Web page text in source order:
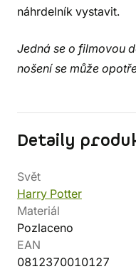
náhrdelník vystavit.
Jedná se o filmovou
nošení se může
Detaily
Svět
Harry Potter
Materiál
Pozlaceno
EAN
0812370010127